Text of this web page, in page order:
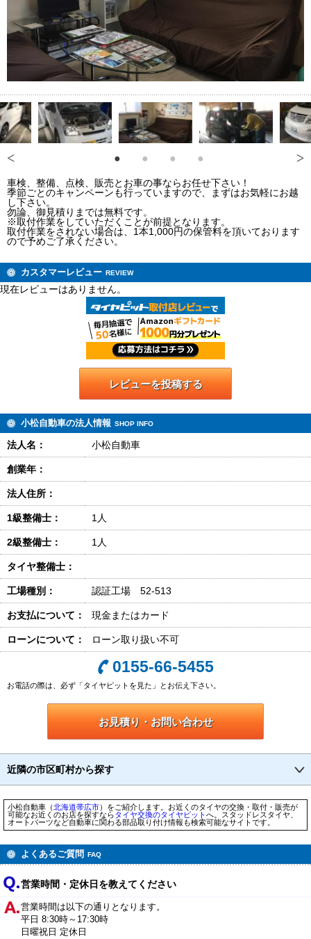
車検、整備、点検、販売とお車の事ならお任せ下さい！
季節ごとのキャンペーンも行っていますので、まずはお気軽にお越
し下さい。
勿論、御見積りまでは無料です。
※取付作業をしていただくことが前提となります。
取付作業をされない場合は、1本1,000円の保管料を頂いております
ので予めご了承ください。
カスタマーレビュー REVIEW
現在レビューはありません。
レビューを投稿する
小松自動車の法人情報 SHOP INFO
法人名： 小松自動車
創業年：
法人住所：
1級整備士： 1人
2級整備士： 1人
タイヤ整備士：
工場種別： 認証工場 52-513
お支払について： 現金またはカード
ローンについて： ローン取り扱い不可
0155-66-5455
お電話の際は、必ず「タイヤピットを見た」とお伝え下さい。
お見積り・お問い合わせ
近隣の市区町村から探す
小松自動車（北海道帯広市）をご紹介します。お近くのタイヤの交換・取付・販売が
可能なお近くのお店を探すならタイヤ交換のタイヤピットへ。スタッドレスタイヤ、
オートパーツなど自動車に関わる部品取り付け情報も検索可能なサイトです。
よくあるご質問 FAQ
営業時間・定休日を教えてください
営業時間は以下の通りとなります。
平日 8:30時～17:30時
日曜祝日 定休日